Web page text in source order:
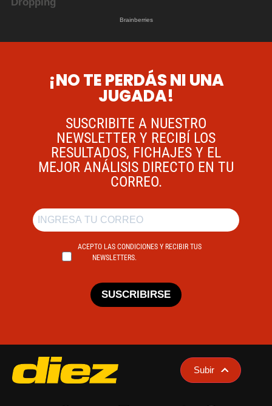
¡NO TE PERDÁS NI UNA
JUGADA!
SUSCRIBITE A NUESTRO
NEWSLETTER Y RECIBÍ LOS
RESULTADOS, FICHAJES Y EL
MEJOR ANÁLISIS DIRECTO EN TU
CORREO.
ACEPTO LAS CONDICIONES Y RECIBIR TUS
NEWSLETTERS.
SUSCRIBIRSE
Subir